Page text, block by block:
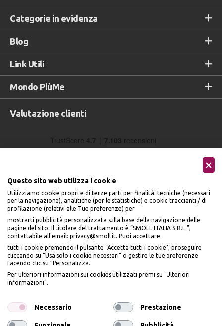
Categorie in evidenza
Blog
Link Utili
Mondo PiùMe
Valutazione clienti
Accettiamo
Seguici sui social
Questo sito web utilizza i cookie
Utilizziamo cookie propri e di terze parti per finalità: tecniche (necessari
per la navigazione), analitiche (per le statistiche) e cookie traccianti / di
profilazione (relativi alle Tue preferenze) per
mostrarti pubblicità personalizzata sulla base della navigazione delle
pagine del sito. Il titolare del trattamento è “SMOLL ITALIA S.R.L.”,
contattabile all'email: privacy@smoll.it. Puoi accettare
tutti i cookie premendo il pulsante “Accetta tutti i cookie”, proseguire
cliccando su “Usa solo i cookie necessari" o gestire le tue preferenze
facendo clic su “Personalizza.
Per ulteriori informazioni sui cookies utilizzati premi su "Ulteriori
informazioni".
Necessario Prestazione
BENVENUTO DA
PIÙME
IL10% DI SCONTO